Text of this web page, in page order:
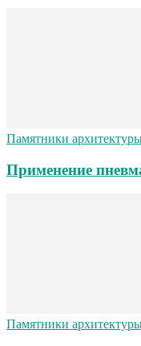
Памятники
Применение
Памятники